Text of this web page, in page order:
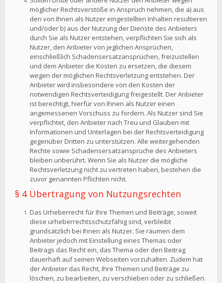
möglicher Rechtsverstöße in Anspruch nehmen, die a) aus
den von Ihnen als Nutzer eingestellten Inhalten resultieren
und/oder b) aus der Nutzung der Dienste des Anbieters
durch Sie als Nutzer entstehen, verpflichten Sie sich als
Nutzer, den Anbieter von jeglichen Ansprüchen,
einschließlich Schadensersatzansprüchen, freizustellen
und dem Anbieter die Kosten zu ersetzen, die diesem
wegen der möglichen Rechtsverletzung entstehen. Der
Anbieter wird insbesondere von den Kosten der
notwendigen Rechtsverteidigung freigestellt. Der Anbieter
ist berechtigt, hierfür von Ihnen als Nutzer einen
angemessenen Vorschuss zu fordern. Als Nutzer sind Sie
verpflichtet, den Anbieter nach Treu und Glauben mit
Informationen und Unterlagen bei der Rechtsverteidigung
gegenüber Dritten zu unterstützen. Alle weitergehenden
Rechte sowie Schadensersatzansprüche des Anbieters
bleiben unberührt. Wenn Sie als Nutzer die mögliche
Rechtsverletzung nicht zu vertreten haben, bestehen die
zuvor genannten Pflichten nicht.
§ 4 Übertragung von Nutzungsrechten
Das Urheberrecht für Ihre Themen und Beiträge, soweit
diese urheberrechtsschutzfähig sind, verbleibt
grundsätzlich bei Ihnen als Nutzer. Sie räumen dem
Anbieter jedoch mit Einstellung eines Themas oder
Beitrags das Recht ein, das Thema oder den Beitrag
dauerhaft auf seinen Webseiten vorzuhalten. Zudem hat
der Anbieter das Recht, Ihre Themen und Beiträge zu
löschen, zu bearbeiten, zu verschieben oder zu schließen.